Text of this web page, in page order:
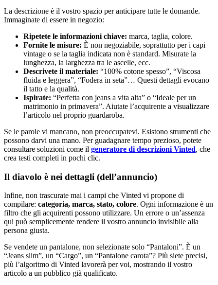
La descrizione è il vostro spazio per anticipare tutte le domande.
Immaginate di essere in negozio:
Ripetete le informazioni chiave: marca, taglia, colore.
Fornite le misure: È non negoziabile, soprattutto per i capi
vintage o se la taglia indicata non è standard. Misurate la
lunghezza, la larghezza tra le ascelle, ecc.
Descrivete il materiale: “100% cotone spesso”, “Viscosa
fluida e leggera”, “Fodera in seta”… Questi dettagli evocano
il tatto e la qualità.
Ispirate: “Perfetta con jeans a vita alta” o “Ideale per un
matrimonio in primavera”. Aiutate l’acquirente a visualizzare
l’articolo nel proprio guardaroba.
Se le parole vi mancano, non preoccupatevi. Esistono strumenti che
possono darvi una mano. Per guadagnare tempo prezioso, potete
consultare soluzioni come il generatore di descrizioni Vinted, che
crea testi completi in pochi clic.
Il diavolo è nei dettagli (dell’annuncio)
Infine, non trascurate mai i campi che Vinted vi propone di
compilare: categoria, marca, stato, colore. Ogni informazione è un
filtro che gli acquirenti possono utilizzare. Un errore o un’assenza
qui può semplicemente rendere il vostro annuncio invisibile alla
persona giusta.
Se vendete un pantalone, non selezionate solo “Pantaloni”. È un
“Jeans slim”, un “Cargo”, un “Pantalone carota”? Più siete precisi,
più l’algoritmo di Vinted lavorerà per voi, mostrando il vostro
articolo a un pubblico già qualificato.